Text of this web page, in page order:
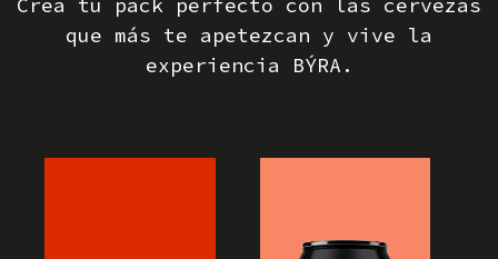
que más te apetezcan y vive la
experiencia BÝRA.